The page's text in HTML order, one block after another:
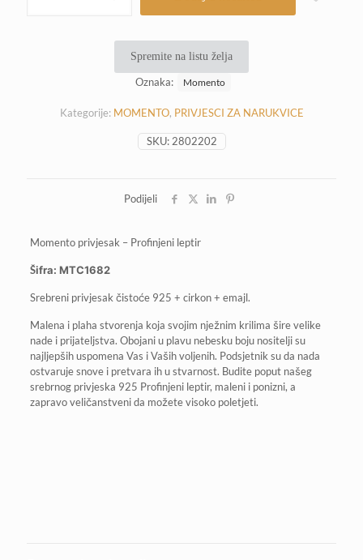
Spremite na listu želja
SKU: 2802202
Kategorije: MOMENTO, PRIVJESCI ZA NARUKVICE
Oznaka: Momento
Podijeli
Momento privjesak – Profinjeni leptir
Šifra: MTC1682
Srebreni privjesak čistoće 925 + cirkon + emajl.
Malena i plaha stvorenja koja svojim nježnim krilima šire velike
nade i prijateljstva. Obojani u plavu nebesku boju nositelji su
najljepših uspomena Vas i Vaših voljenih. Podsjetnik su da nada
ostvaruje snove i pretvara ih u stvarnost. Budite poput našeg
srebrnog privjeska 925 Profinjeni leptir, maleni i ponizni, a
zapravo veličanstveni da možete visoko poletjeti.